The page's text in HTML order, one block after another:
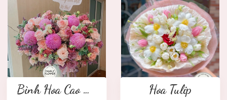
Bình Hoa Cao Cấp Hoa Tulip